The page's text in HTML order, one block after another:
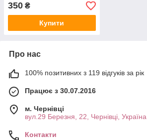
350 ₴
Купити
Про нас
100% позитивних з 119 відгуків за рік
Працює з 30.07.2016
м. Чернівці
вул.29 Березня, 22, Чернівці, Україна
Контакти